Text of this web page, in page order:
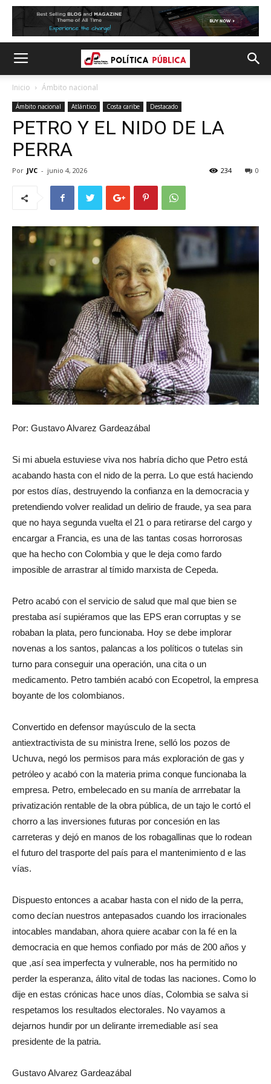
Inicio Ámbito nacional
Ámbito nacional Atlántico Costa caribe Destacado
PETRO Y EL NIDO DE LA
PERRA
Por JVC - junio 4, 2026 0
234
Por: Gustavo Alvarez Gardeazábal
Si mi abuela estuviese viva nos habría dicho que Petro está
acabando hasta con el nido de la perra. Lo que está haciendo
por estos días, destruyendo la confianza en la democracia y
pretendiendo volver realidad un delirio de fraude, ya sea para
que no haya segunda vuelta el 21 o para retirarse del cargo y
encargar a Francia, es una de las tantas cosas horrorosas
que ha hecho con Colombia y que le deja como fardo
imposible de arrastrar al tímido marxista de Cepeda.
Petro acabó con el servicio de salud que mal que bien se
prestaba así supiéramos que las EPS eran corruptas y se
robaban la plata, pero funcionaba. Hoy se debe implorar
novenas a los santos, palancas a los políticos o tutelas sin
turno para conseguir una operación, una cita o un
medicamento. Petro también acabó con Ecopetrol, la empresa
boyante de los colombianos.
Convertido en defensor mayúsculo de la secta
antiextractivista de su ministra Irene, selló los pozos de
Uchuva, negó los permisos para más exploración de gas y
petróleo y acabó con la materia prima conque funcionaba la
empresa. Petro, embelecado en su manía de arrrebatar la
privatización rentable de la obra pública, de un tajo le cortó el
chorro a las inversiones futuras por concesión en las
carreteras y dejó en manos de los robagallinas que lo rodean
el futuro del trasporte del país para el mantenimiento d e las
vías.
Dispuesto entonces a acabar hasta con el nido de la perra,
como decían nuestros antepasados cuando los irracionales
intocables mandaban, ahora quiere acabar con la fé en la
democracia en que hemos confiado por más de 200 años y
que ,así sea imperfecta y vulnerable, nos ha permitido no
perder la esperanza, álito vital de todas las naciones. Como lo
dije en estas crónicas hace unos días, Colombia se salva si
respetamos los resultados electorales. No vayamos a
dejarnos hundir por un delirante irremediable así sea
presidente de la patria.
Gustavo Alvarez Gardeazábal